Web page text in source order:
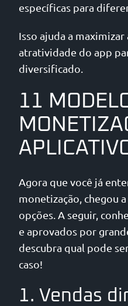
específicas para
Isso ajuda a
atratividade do app
diversificado.
11
Agora que você já
monetização, chegou
opções. A seguir,
e aprovados por
descubra qual pode
caso!
1. Vendas